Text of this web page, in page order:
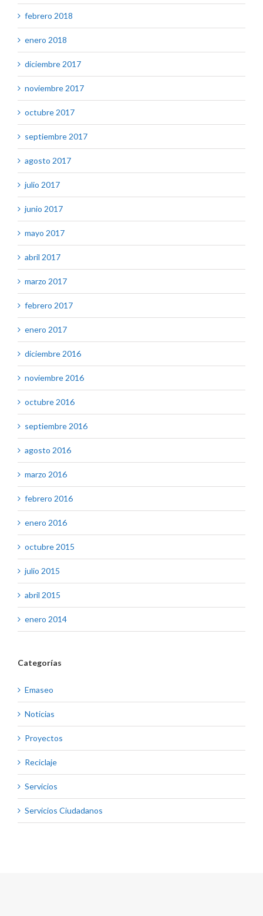
febrero 2018
enero 2018
diciembre 2017
noviembre 2017
octubre 2017
septiembre 2017
agosto 2017
julio 2017
junio 2017
mayo 2017
abril 2017
marzo 2017
febrero 2017
enero 2017
diciembre 2016
noviembre 2016
octubre 2016
septiembre 2016
agosto 2016
marzo 2016
febrero 2016
enero 2016
octubre 2015
julio 2015
abril 2015
enero 2014
Categorías
Emaseo
Noticias
Proyectos
Reciclaje
Servicios
Servicios Ciudadanos